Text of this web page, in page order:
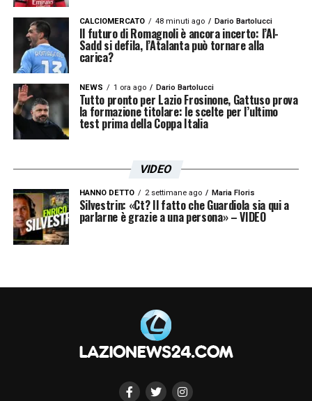
CALCIOMERCATO 48 minuti ago Dario Bartolucci
Il futuro di Romagnoli è ancora incerto: l’Al-
Sadd si defila, l’Atalanta può tornare alla
carica?
NEWS 1 ora ago Dario Bartolucci
Tutto pronto per Lazio Frosinone, Gattuso prova
la formazione titolare: le scelte per l’ultimo
test prima della Coppa Italia
VIDEO
HANNO DETTO 2 settimane ago Maria Floris
Silvestrin: «Ct? Il fatto che Guardiola sia qui a
parlarne è grazie a una persona» – VIDEO